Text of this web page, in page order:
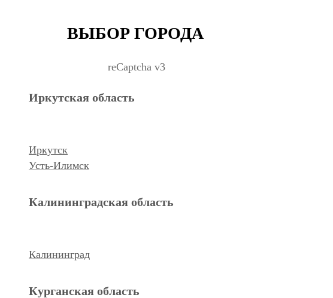
Курган
ВЫБОР ГОРОДА
reCaptcha v3
Иркутская область
Иркутск
Усть-Илимск
Калининградская область
Калининград
Курганская область